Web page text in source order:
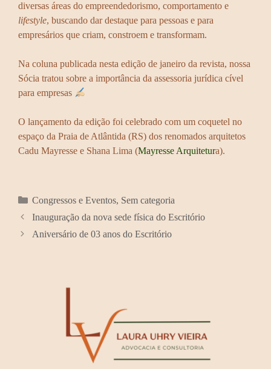
diversas áreas do empreendedorismo, comportamento e
lifestyle, buscando dar destaque para pessoas e para
empresários que criam, constroem e transformam.
Na coluna publicada nesta edição de janeiro da revista, nossa
Sócia tratou sobre a importância da assessoria jurídica cível
para empresas
O lançamento da edição foi celebrado com um coquetel no
espaço da Praia de Atlântida (RS) dos renomados arquitetos
Cadu Mayresse e Shana Lima (Mayresse Arquitetura).
Categorias
Congressos e Eventos, Sem categoria
Inauguração da nova sede física do Escritório
Aniversário de 03 anos do Escritório